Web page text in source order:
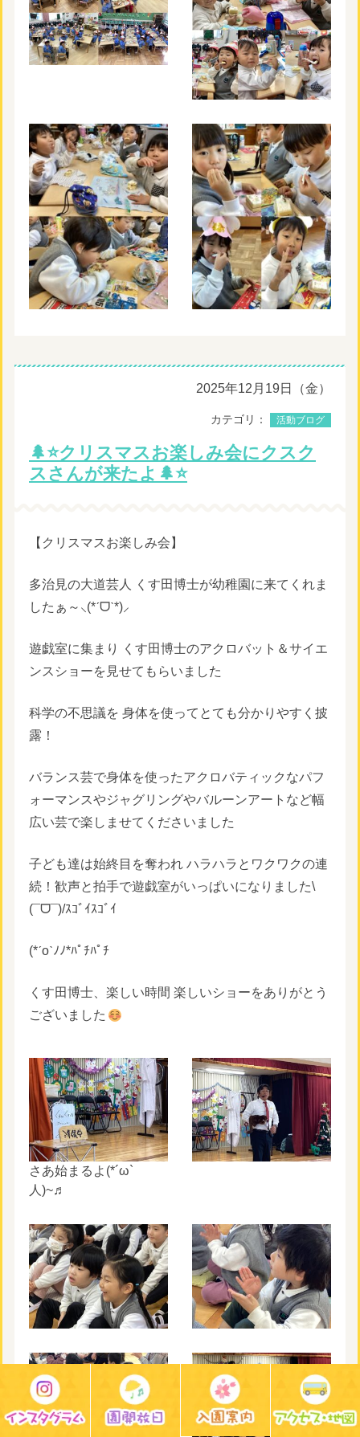
2025年12月19日（金）
カテゴリ： 活動ブログ
🌲⭐️クリスマスお楽しみ会にクスク
スさんが来たよ🌲⭐️
【クリスマスお楽しみ会】
多治見の大道芸人 くす田博士が幼稚園に来てくれま
したぁ～⸜(*ˊᗜˋ*)⸝
遊戯室に集まり くす田博士のアクロバット＆サイエ
ンスショーを見せてもらいました
科学の不思議を 身体を使ってとても分かりやすく披
露！
バランス芸で身体を使ったアクロバティックなパフ
ォーマンスやジャグリングやバルーンアートなど幅
広い芸で楽しませてくださいました
子ども達は始終目を奪われ ハラハラとワクワクの連
続！歓声と拍手で遊戯室がいっぱいになりました\
(¯ᗜ¯)/ｽｺﾞｲｽｺﾞｲ
(*ˊoˋﾉﾉ*ﾊﾟﾁﾊﾟﾁ
くす田博士、楽しい時間 楽しいショーをありがとう
ございました
さあ始まるよ(*´ω`
人)~♬